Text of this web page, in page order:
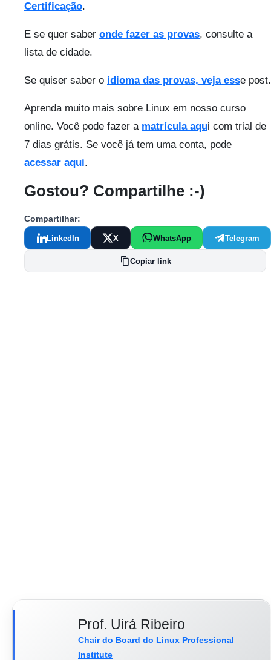
Certificação.
E se quer saber onde fazer as provas, consulte a
lista de cidade.
Se quiser saber o idioma das provas, veja esse post.
Aprenda muito mais sobre Linux em nosso curso
online. Você pode fazer a matrícula aqui com trial de
7 dias grátis. Se você já tem uma conta, pode
acessar aqui.
Gostou? Compartilhe :-)
Compartilhar:
LinkedIn X WhatsApp Telegram
Copiar link
Prof. Uirá Ribeiro
Chair do Board do Linux Professional
Institute